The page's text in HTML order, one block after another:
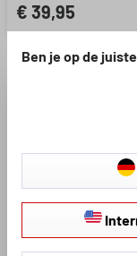
€ 39,95
Ben je op de